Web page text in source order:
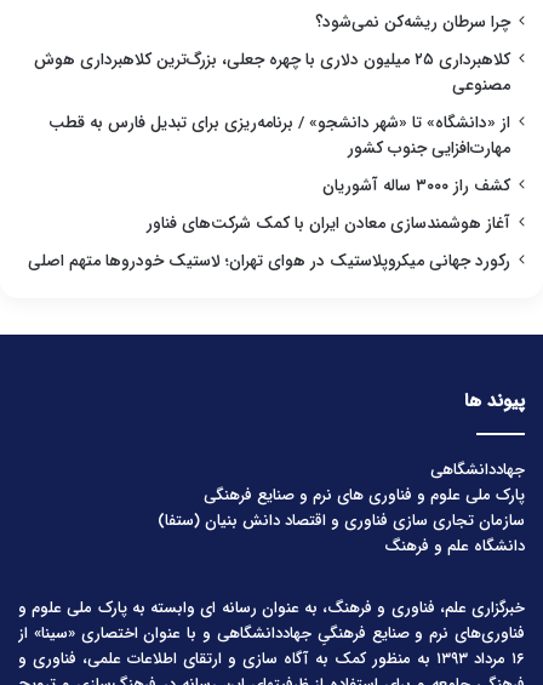
چرا سرطان ریشه‌کن نمی‌شود؟
کلاهبرداری ۲۵ میلیون دلاری با چهره جعلی، بزرگ‌ترین کلاهبرداری هوش
مصنوعی
از «دانشگاه» تا «شهر دانشجو» / برنامه‌ریزی برای تبدیل فارس به قطب
مهارت‌افزایی جنوب کشور
کشف راز ۳۰۰۰ ساله آشوریان
آغاز هوشمندسازی معادن ایران با کمک شرکت‌های فناور
رکورد جهانی میکروپلاستیک در هوای تهران؛ لاستیک خودروها متهم اصلی
پیوند ها
جهاددانشگاهی
پارک ملی علوم و فناوری های نرم و صنایع فرهنگی
سازمان تجاری سازی فناوری و اقتصاد دانش بنیان (ستفا)
دانشگاه علم و فرهنگ
خبرگزاری علم، فناوری و فرهنگ، به عنوان رسانه ای وابسته به پارک ملی علوم و
فناوری‌های نرم و صنایع فرهنگیِ جهاددانشگاهی و با عنوان اختصاری «سینا» از
۱۶ مرداد ۱۳۹۳ به منظور کمک به آگاه سازی و ارتقای اطلاعات علمی، فناوری و